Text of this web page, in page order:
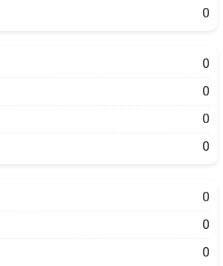
0
0
0
0
0
0
0
0